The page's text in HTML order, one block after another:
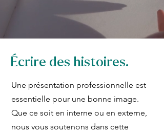
Écrire des histoires.
Une présentation professionnelle est
essentielle pour une bonne image.
Que ce soit en interne ou en externe,
nous vous soutenons dans cette